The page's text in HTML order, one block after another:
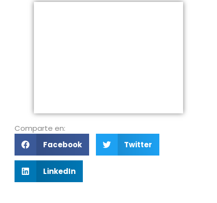
Comparte en:
Facebook
Twitter
LinkedIn